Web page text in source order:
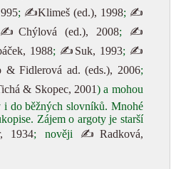
; ✍Klimeš (ed.), 1998; ✍
✍Chýlová (ed.), 2008; ✍
1988; ✍Suk, 1993; ✍
Fidlerová ad. (eds.), 2006;
& Skopec, 2001) a mohou
i do běžných slovníků. Mnohé
Zájem o argoty je starší
1934; nověji ✍Radková,